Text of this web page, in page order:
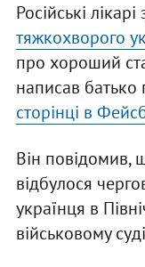
Російські
тяжкохворого
про хороший
написав батько
сторінці в
Він повідомив,
відбулося
українця в
військовому